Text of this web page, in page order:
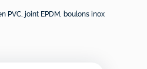
PVC, joint EPDM, boulons inox